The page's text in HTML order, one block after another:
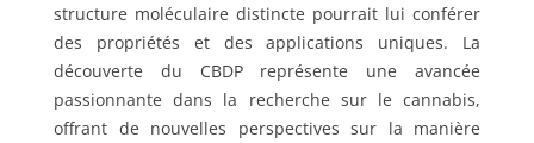
structure moléculaire distincte pourrait lui conférer
des propriétés et des applications uniques. La
découverte du CBDP représente une avancée
passionnante dans la recherche sur le cannabis,
offrant de nouvelles perspectives sur la manière